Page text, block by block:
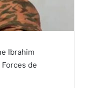
Ibrahim
de